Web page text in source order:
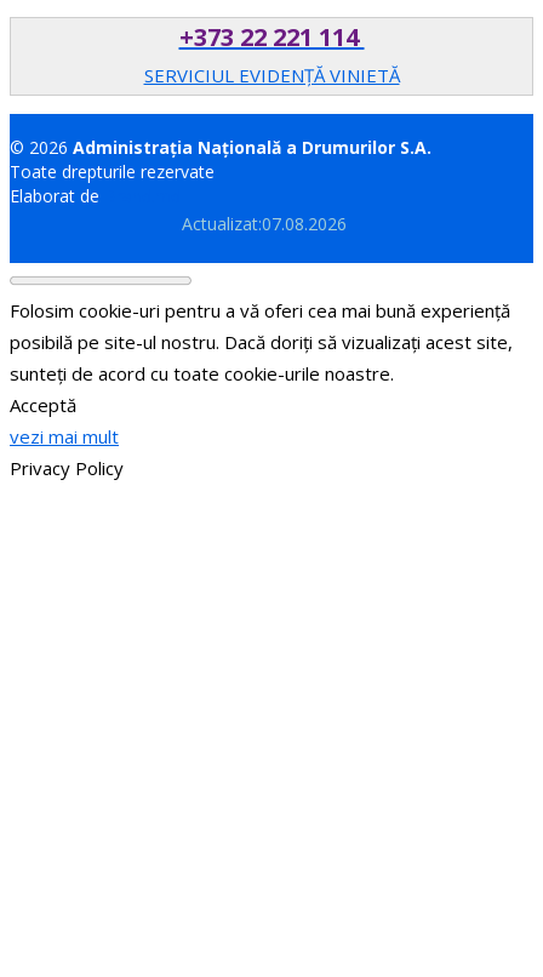
+373 22 221 114
SERVICIUL EVIDENȚĂ VINIETĂ
© 2026 Administrația Națională a Drumurilor S.A.
Toate drepturile rezervate
Elaborat de
Actualizat:07.08.2026
Folosim cookie-uri pentru a vă oferi cea mai bună experiență
posibilă pe site-ul nostru. Dacă doriți să vizualizați acest site,
sunteți de acord cu toate cookie-urile noastre.
Acceptă
vezi mai mult
Privacy Policy